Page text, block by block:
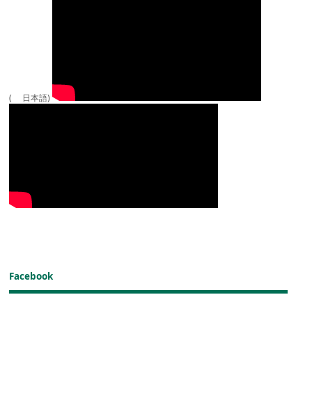
( 日本語)
Facebook